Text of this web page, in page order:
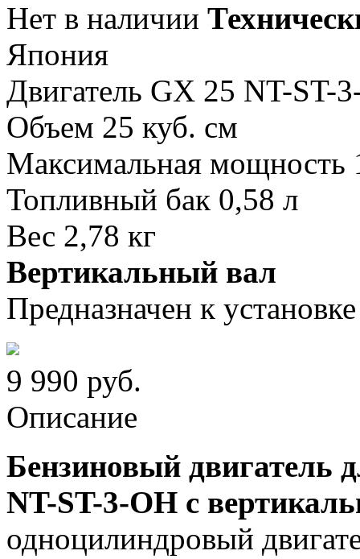
Нет в наличии
Япония
Двигатель GX 25 NT-ST-
Объем 25 куб. см
Максимальная мощность
Топливный бак 0,58 л
Вес 2,78 кг
Вертикальный вал
Предназначен к
9 990 руб.
Описание
Бензиновый двигатель
NT-ST-3-OH с
одноцилиндровый